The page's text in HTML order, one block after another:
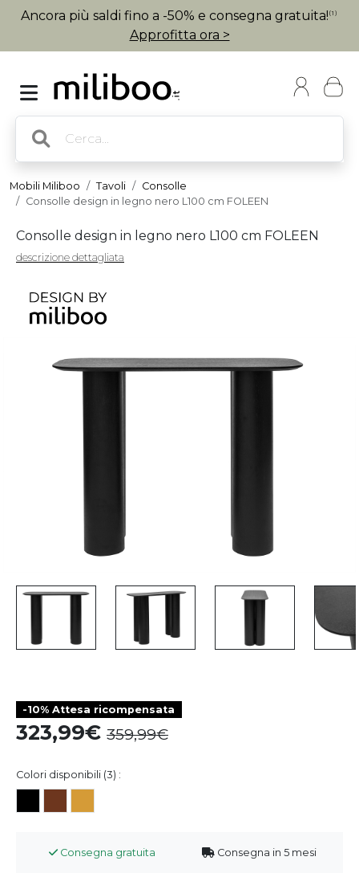
Ancora più saldi fino a -50% e consegna gratuita! (1)
Approfitta ora >
Mobili Miliboo Tavoli
Consolle
Consolle design in legno nero L100 cm FOLEEN
Consolle design in legno nero L100 cm FOLEEN
descrizione dettagliata
-10% Attesa ricompensata
323,99 359,99
Colori disponibili (3) :
Consegna gratuita Consegna in 5 mesi